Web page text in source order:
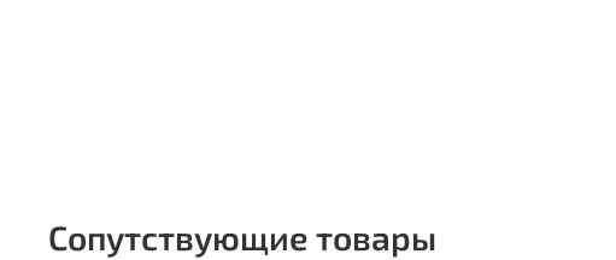
Сопутствующие товары